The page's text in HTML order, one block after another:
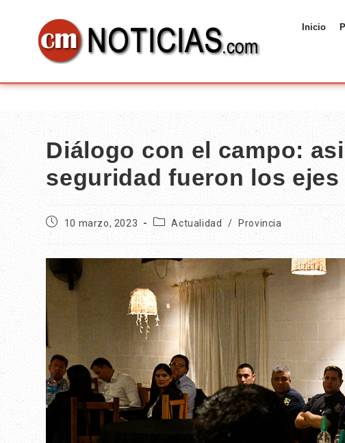
Inicio
Diálogo con el campo:
seguridad fueron los
10 marzo, 2023 Actualidad / Provincia